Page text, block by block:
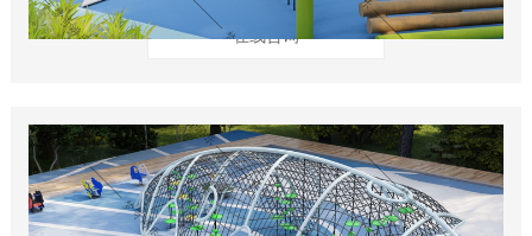
在线咨询